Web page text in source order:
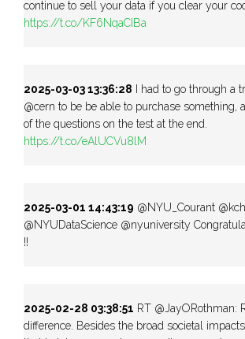
continue to sell your data if you clear your
https://t.co/KF6NqaCIBa
2025-03-03 13:36:28 I had to go through a
@cern to be be able to purchase something,
of the questions on the test at the end.
https://t.co/eAlUCVu8lM
2025-03-01 14:43:19 @NYU_Courant
@NYUDataScience @nyuniversity
!!
2025-02-28 03:38:51 RT @JayORothman:
difference. Besides the broad societal